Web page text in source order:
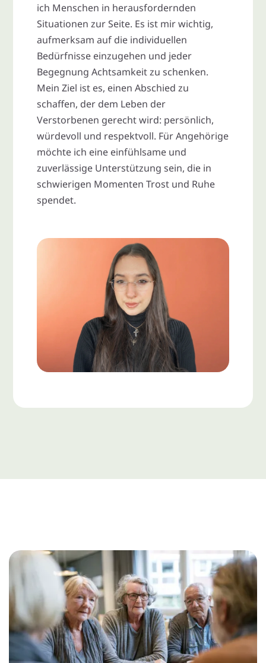
ich Menschen in herausfordernden
Situationen zur Seite. Es ist mir wichtig,
aufmerksam auf die individuellen
Bedürfnisse einzugehen und jeder
Begegnung Achtsamkeit zu schenken.
Mein Ziel ist es, einen Abschied zu
schaffen, der dem Leben der
Verstorbenen gerecht wird: persönlich,
würdevoll und respektvoll. Für Angehörige
möchte ich eine einfühlsame und
zuverlässige Unterstützung sein, die in
schwierigen Momenten Trost und Ruhe
spendet.